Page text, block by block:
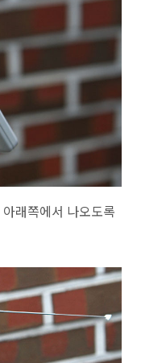
래쪽에서 나오도록